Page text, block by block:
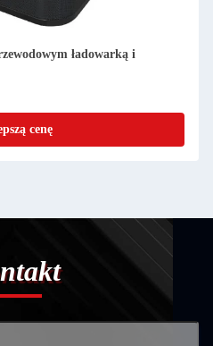
Portable Home DAB FM
cenę